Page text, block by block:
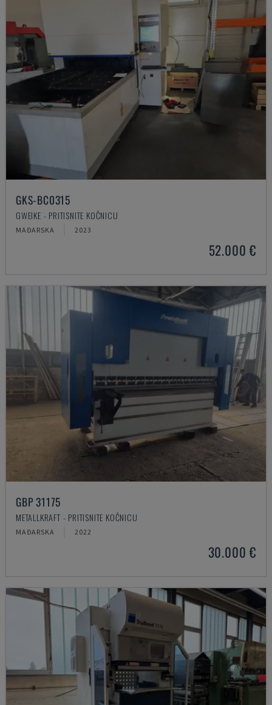
GKS-BC0315
GWEIKE - PRITISNITE KOČNICU
MAĐARSKA 2023
52.000 €
GBP 31175
METALLKRAFT - PRITISNITE KOČNICU
MAĐARSKA 2022
30.000 €